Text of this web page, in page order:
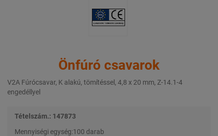
Önfúró csavarok
V2A Fúrócsavar, K alakú, tömítéssel, 4,8 x 20 mm, Z-14.1-4
engedéllyel
Tételszám.: 147873
Mennyiségi egység:100 darab